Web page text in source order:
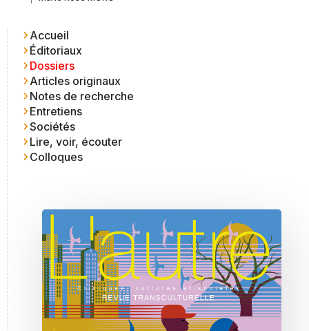
Accueil
Éditoriaux
Dossiers
Articles originaux
Notes de recherche
Entretiens
Sociétés
Lire, voir, écouter
Colloques